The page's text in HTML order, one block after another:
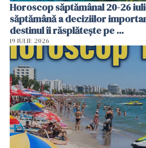
Horoscop săptămânal 20-26
săptămână a deciziilor
destinul îi răsplătește pe ...
19 IULIE 2026